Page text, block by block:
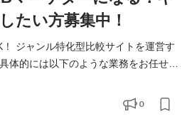
たい方募集中！
ジャンル特化型比較サイトを運営す
えるコピーライティング ・ユーザーを
リスティング広告運用 ・商品の撮影や
0